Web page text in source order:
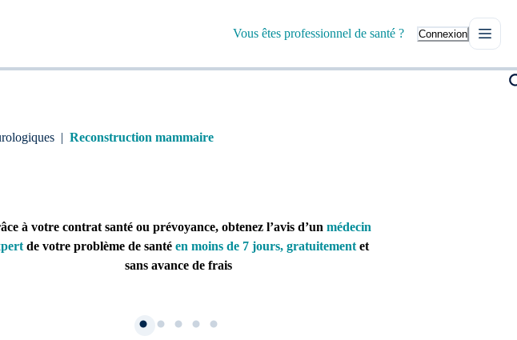
Vous êtes professionnel de santé ? Connexion
| Reconstruction mammaire
à votre contrat santé ou prévoyance, obtenez l’avis d’un médecin
de votre problème de santé en moins de 7 jours, gratuitementet
sans avance de frais